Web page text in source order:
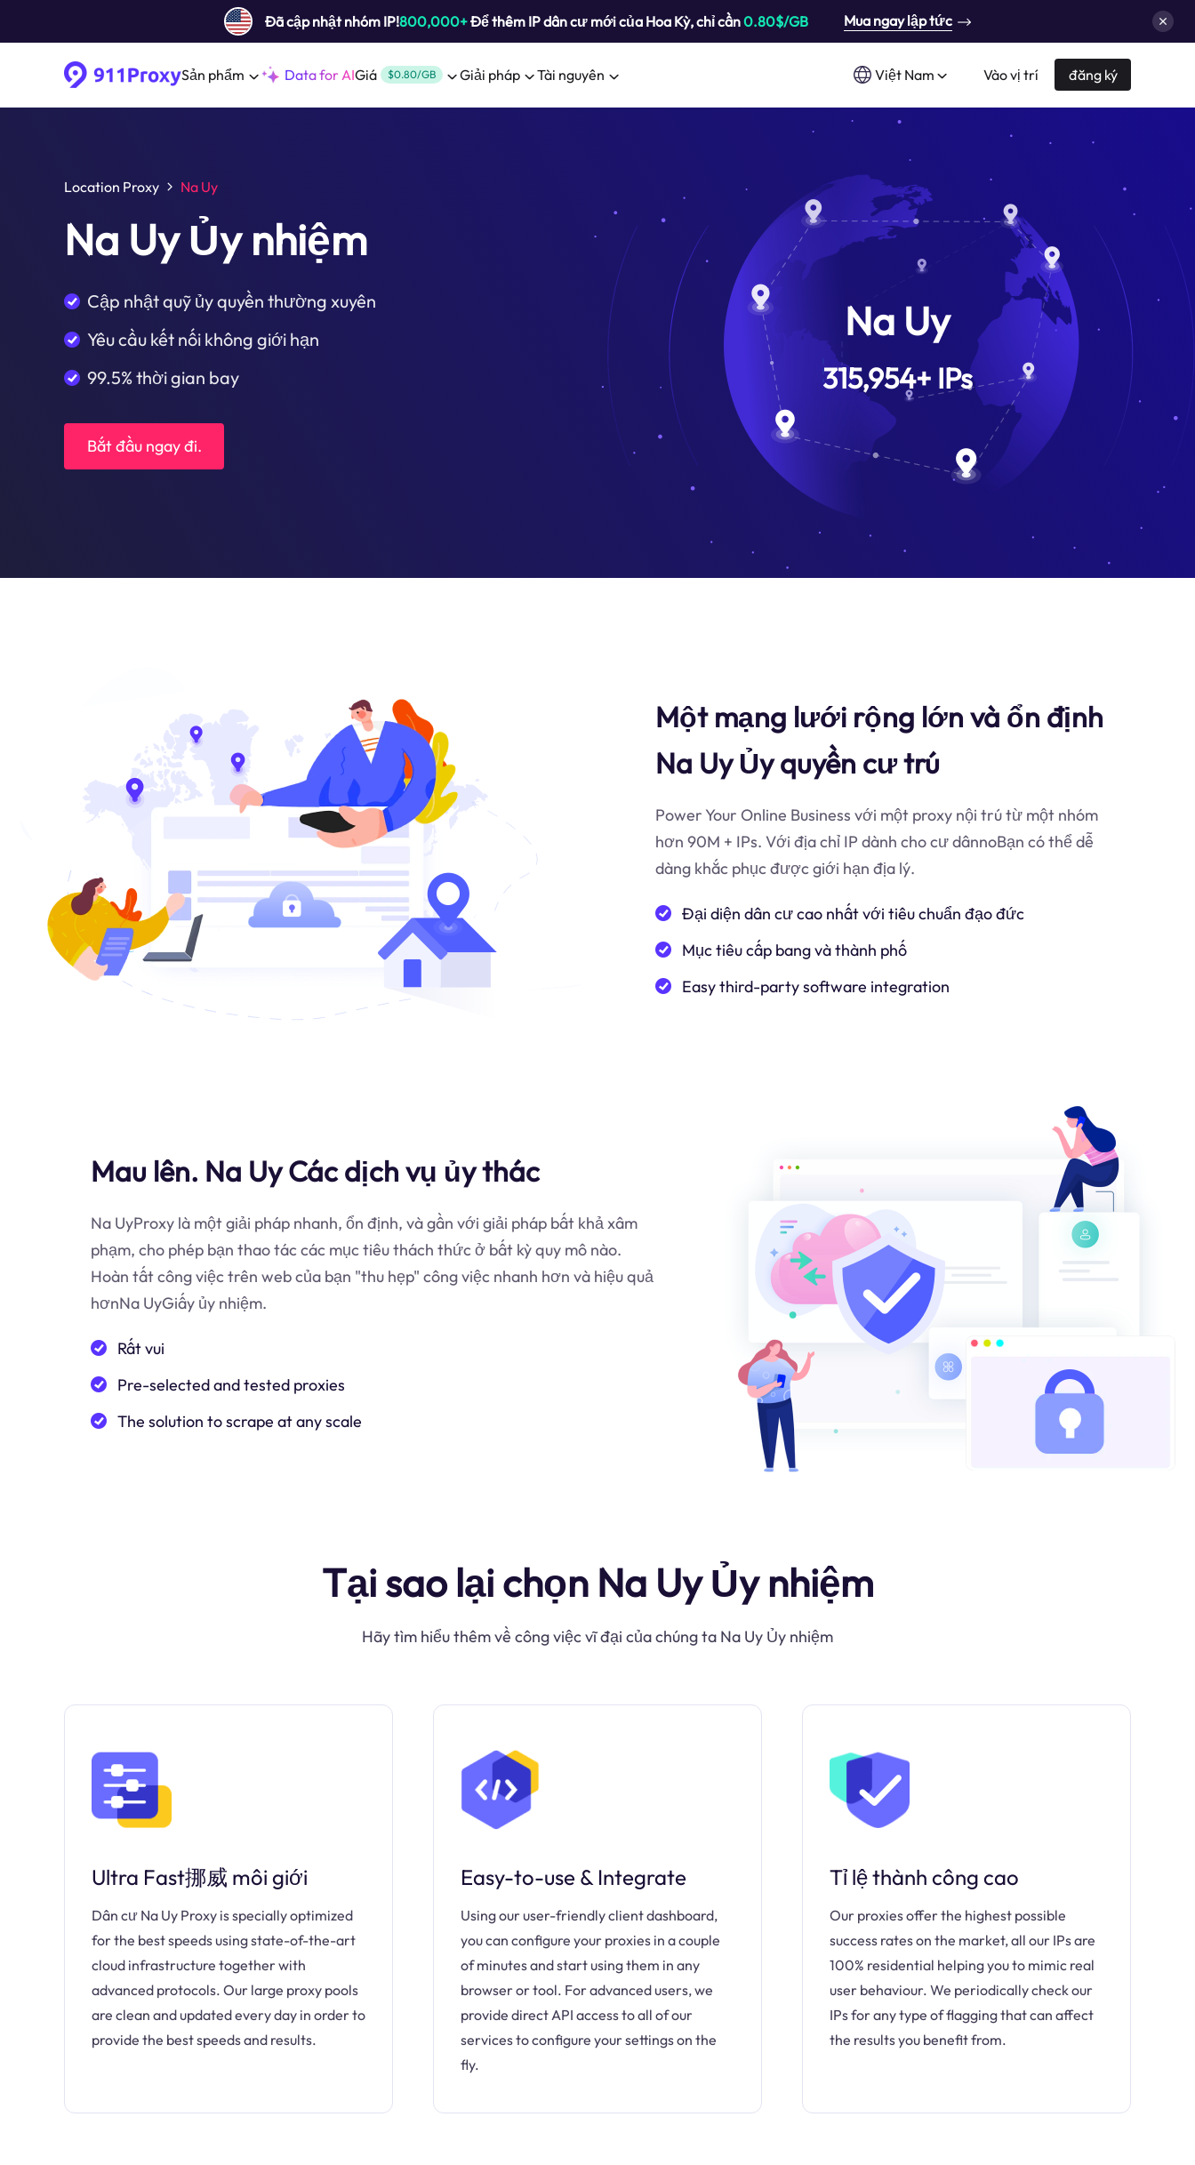
Đã cập nhật nhóm IP!800,000+Để thêm IP dân cư mới của Hoa Kỳ, chỉ cần0.80$/GB Mua ngay lập tức
Sản phẩm Data for AIGiá $0.80/GB Giải pháp Tài nguyên Việt Nam Vào vị trí đăng ký
Location Proxy Na Uy
Na Uy Ủy nhiệm
Cập nhật quỹ ủy quyền thường xuyên
Yêu cầu kết nối không giới hạn
99.5% thời gian bay
Bắt đầu ngay đi.
Na Uy
315,954+ IPs
Một mạng lưới rộng lớn và ổn định
Na Uy Ủy quyền cư trú
Power Your Online Business với một proxy nội trú từ một nhóm
hơn 90M + IPs. Với địa chỉ IP dành cho cư dânnoBạn có thể dễ
dàng khắc phục được giới hạn địa lý.
Đại diện dân cư cao nhất với tiêu chuẩn đạo đức
Mục tiêu cấp bang và thành phố
Easy third-party software integration
Mau lên. Na Uy Các dịch vụ ủy thác
Na UyProxy là một giải pháp nhanh, ổn định, và gần với giải pháp bất khả xâm
phạm, cho phép bạn thao tác các mục tiêu thách thức ở bất kỳ quy mô nào.
Hoàn tất công việc trên web của bạn "thu hẹp" công việc nhanh hơn và hiệu quả
hơnNa UyGiấy ủy nhiệm.
Rất vui
Pre-selected and tested proxies
The solution to scrape at any scale
Tại sao lại chọn Na Uy Ủy nhiệm
Hãy tìm hiểu thêm về công việc vĩ đại của chúng ta Na Uy Ủy nhiệm
Ultra Fast挪威 môi giới
Dân cư Na Uy Proxy is specially optimized
for the best speeds using state-of-the-art
cloud infrastructure together with
advanced protocols. Our large proxy pools
are clean and updated every day in order to
provide the best speeds and results.
Easy-to-use & Integrate
Using our user-friendly client dashboard,
you can configure your proxies in a couple
of minutes and start using them in any
browser or tool. For advanced users, we
provide direct API access to all of our
services to configure your settings on the
fly.
Tỉ lệ thành công cao
Our proxies offer the highest possible
success rates on the market, all our IPs are
100% residential helping you to mimic real
user behaviour. We periodically check our
IPs for any type of flagging that can affect
the results you benefit from.